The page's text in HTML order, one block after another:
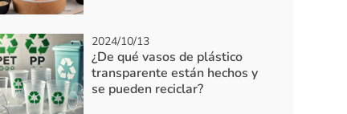
2024/10/13
¿De qué vasos de plástico
transparente están hechos y
se pueden reciclar?